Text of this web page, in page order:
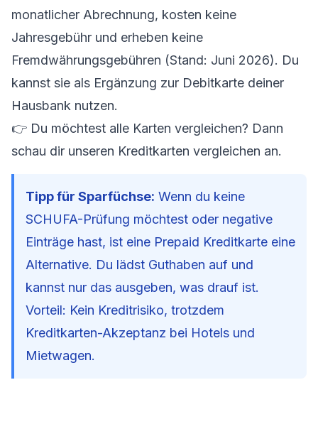
monatlicher Abrechnung, kosten keine
Jahresgebühr und erheben keine
Fremdwährungsgebühren (Stand: Juni 2026). Du
kannst sie als Ergänzung zur Debitkarte deiner
Hausbank nutzen.
👉 Du möchtest alle Karten vergleichen? Dann
schau dir unseren Kreditkarten vergleichen an.
Tipp für Sparfüchse: Wenn du keine
SCHUFA-Prüfung möchtest oder negative
Einträge hast, ist eine Prepaid Kreditkarte eine
Alternative. Du lädst Guthaben auf und
kannst nur das ausgeben, was drauf ist.
Vorteil: Kein Kreditrisiko, trotzdem
Kreditkarten-Akzeptanz bei Hotels und
Mietwagen.